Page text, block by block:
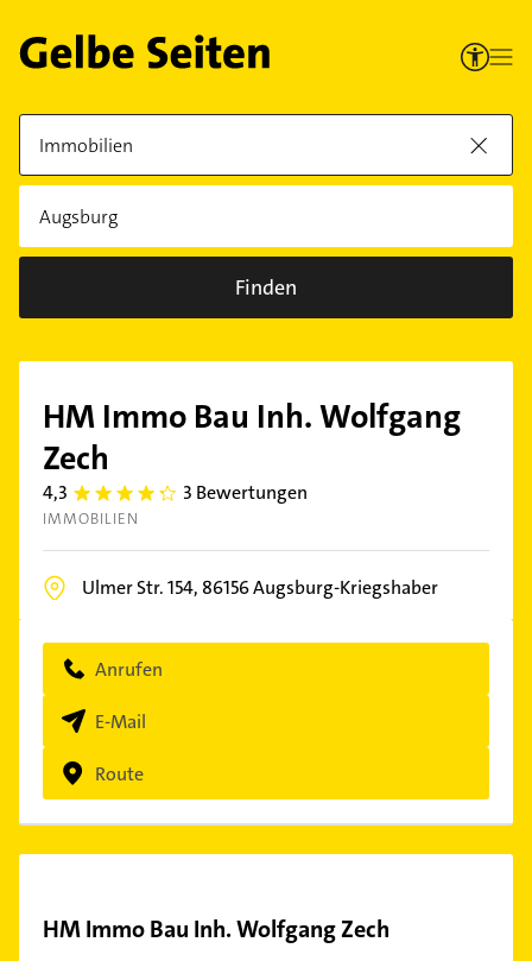
Finden
HM Immo Bau Inh. Wolfgang
Zech
4,3 4.3 3 Bewertungen
IMMOBILIEN
Ulmer Str. 154, 86156Augsburg-Kriegshaber
Anrufen
E-Mail
Route
HM Immo Bau Inh. Wolfgang Zech